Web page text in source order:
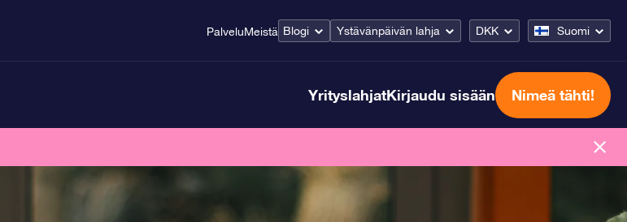
PalveluMeistä Blogi Ystävänpäivän lahja DKK Suomi
YrityslahjatKirjaudu sisään Nimeä tähti!